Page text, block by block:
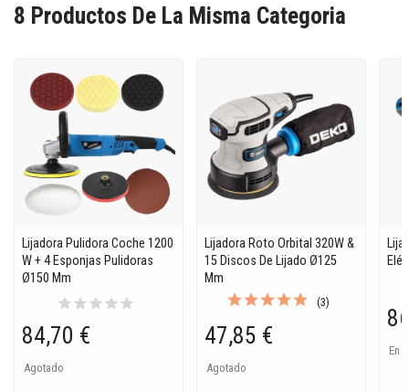
8 Productos De La Misma Categoria
Lijadora Pulidora Coche 1200
W + 4 Esponjas Pulidoras
Ø150 Mm
starstarstarstarstar
84,70 €
Agotado
Lijadora Roto Orbital 320W &
15 Discos De Lijado Ø125
Mm
(3)
47,85 €
Agotado
En